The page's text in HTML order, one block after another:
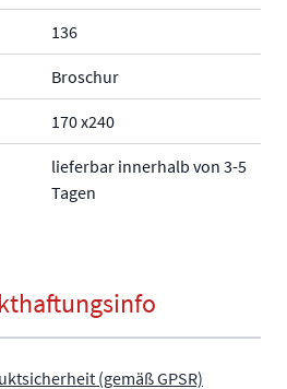
136
Broschur
170 x240
lieferbar innerhalb von 3-5
Tagen
(gemäß GPSR)